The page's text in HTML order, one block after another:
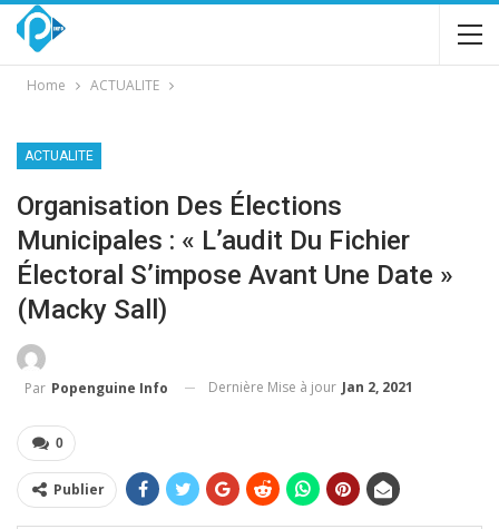
Home ACTUALITE
ACTUALITE
Organisation Des Élections
Municipales : « L’audit Du Fichier
Électoral S’impose Avant Une Date »
(Macky Sall)
Par Popenguine Info Dernière Mise à jour Jan 2, 2021
0
Publier